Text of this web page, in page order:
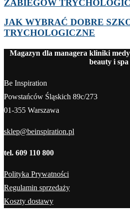
ZABIEGÓW
JAK WYBRAĆ DOBRE
TRYCHOLOGICZNE
Magazyn dla managera kliniki
beauty i spa
Be Inspiration
Powstańców Śląskich 89c/273
01-355 Warszawa
sklep@beinspiration.pl
tel. 609 110 800
Polityka Prywatności
Regulamin sprzedaży
Koszty dostawy